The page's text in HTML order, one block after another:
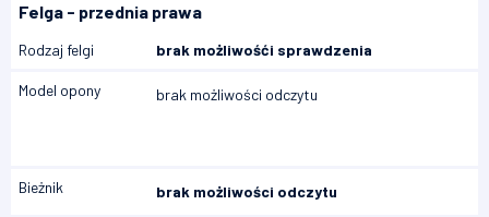
Felga - przednia prawa
Rodzaj felgi brak możliwośći sprawdzenia
Model opony brak możliwości odczytu
Bieżnik brak możliwości odczytu